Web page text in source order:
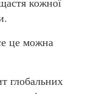
це можна
глобальних